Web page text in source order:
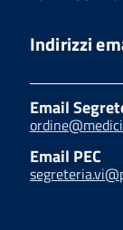
Indirizzi
Email
Email PEC